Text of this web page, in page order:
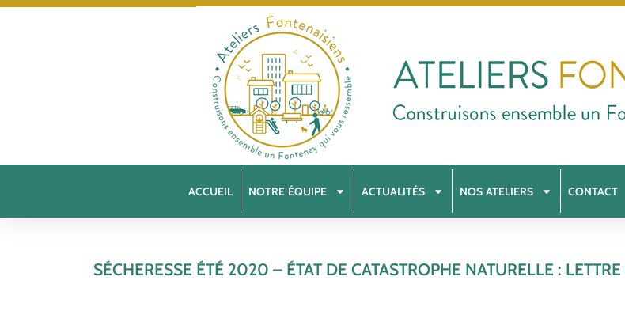
ACCUEIL NOTRE ÉQUIPE ACTUALITÉS NOS ATELIERS CONTACT
SÉCHERESSE ÉTÉ 2020 – ÉTAT DE CATASTROPHE NATURELLE :